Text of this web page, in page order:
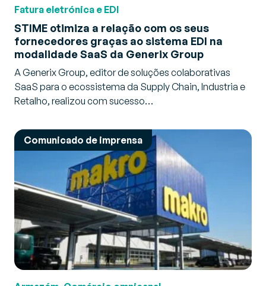
Fatura eletrónica e EDI
STIME otimiza a relação com os seus
fornecedores graças ao sistema EDI na
modalidade SaaS da Generix Group
A Generix Group, editor de soluções colaborativas
SaaS para o ecossistema da Supply Chain, Industria e
Retalho, realizou com sucesso…
Comunicado de imprensa